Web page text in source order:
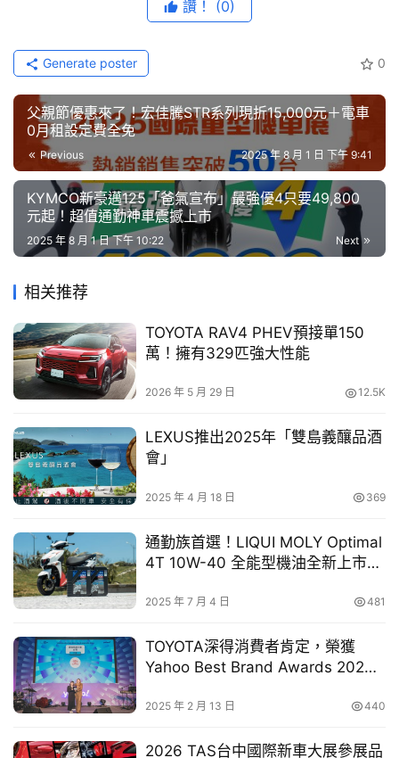
口
中
古
車
行
百
大
中
古
車
買
車
幫
忙
跨
界
玩
C
A
R
Forester的正式上市、以及首度導入
說明暢聊有關未來新能源技術的發展方向與導入進程，並進
Subaru總代理台灣意美汽車也同步發布八月限時優惠方案，其中
25MY WRX車系新增120萬24期零利率優惠，讓更多性能玩家得以
7月間為了復刻經典廣告台詞以及實際展現Subaru 6th
Forester Hybrid的超長行駛里程實力，Subaru總代理台灣
意美汽車特別舉辦『一桶油，凸全台灣』千里長征挑戰賽，
等領域名人的熱情參與及激烈競爭下，冠軍隊伍在2天1夜的
規範時間之內，以耗費57.1公升燃油、平均油耗21.2km/L、
達成行駛1212.9km距離的成績拔得頭籌，同時將在品牌展
讚！ (0)
0
Generate poster
父親節優惠來了！宏佳騰STR系列現折15,000元＋電車
0月租設定費全免
Previous 2025 年 8 月 1 日 下午 9:41
KYMCO新豪邁125「爸氣宣布」最強優4只要49,800
元起！超值通勤神車震撼上市
Next
2025 年 8 月 1 日 下午 10:22
相关推荐
TOYOTA RAV4 PHEV預接單150
萬！擁有329匹強大性能
2026 年 5 月 29 日 12.5K
LEXUS推出2025年「雙島義釀品酒
會」
2025 年 4 月 18 日 369
通勤族首選！LIQUI MOLY Optimal
4T 10W-40 全能型機油全新上市，
2025 年 7 月 4 日 481
TOYOTA深得消費者肯定，榮獲
Yahoo Best Brand Awards 2024
2025 年 2 月 13 日 440
2026 TAS台中國際新車大展參展品